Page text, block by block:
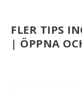
FLER TIPS
| ÖPPNA